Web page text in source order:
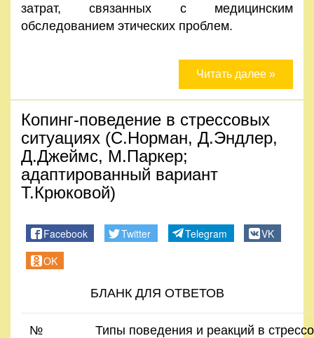
затрат, связанных с медицинским
обследованием этических проблем.
Читать далее »
Копинг-поведение в стрессовых
ситуациях (С.Норман, Д.Эндлер,
Д.Джеймс, М.Паркер;
адаптированный вариант
Т.Крюковой)
Facebook Twitter Telegram
VK
OK
БЛАНК ДЛЯ ОТВЕТОВ
№
Типы поведения и реакций в